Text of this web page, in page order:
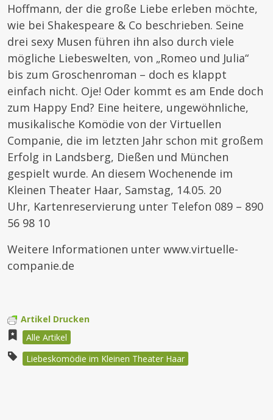
Hoffmann, der die große Liebe erleben möchte,
wie bei Shakespeare & Co beschrieben. Seine
drei sexy Musen führen ihn also durch viele
mögliche Liebeswelten, von „Romeo und Julia“
bis zum Groschenroman – doch es klappt
einfach nicht. Oje! Oder kommt es am Ende doch
zum Happy End? Eine heitere, ungewöhnliche,
musikalische Komödie von der Virtuellen
Companie, die im letzten Jahr schon mit großem
Erfolg in Landsberg, Dießen und München
gespielt wurde. An diesem Wochenende im
Kleinen Theater Haar, Samstag, 14.05. 20
Uhr, Kartenreservierung unter Telefon 089 – 890
56 98 10
Weitere Informationen unter www.virtuelle-
companie.de
Artikel Drucken
Alle Artikel
Liebeskomödie im Kleinen Theater Haar